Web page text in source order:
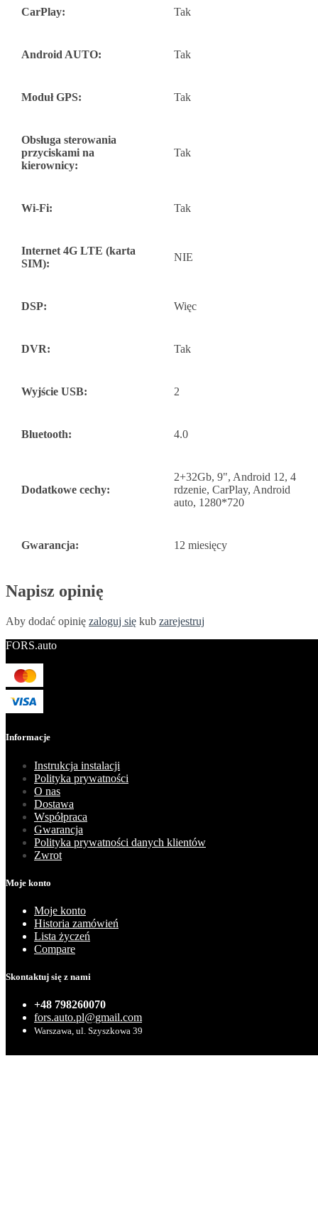
CarPlay: Tak
Android AUTO: Tak
Moduł GPS: Tak
Obsługa sterowania
przyciskami na
kierownicy:
Tak
Wi-Fi: Tak
Internet 4G LTE (karta
SIM):
NIE
DSP: Więc
DVR: Tak
Wyjście USB: 2
Bluetooth: 4.0
Dodatkowe cechy:
2+32Gb, 9", Android 12, 4
rdzenie, CarPlay, Android
auto, 1280*720
Gwarancja: 12 miesięcy
Napisz opinię
Aby dodać opinię zaloguj się kub zarejestruj
FORS.auto
Informacje
Instrukcja instalacji
Polityka prywatności
O nas
Dostawa
Współpraca
Gwarancja
Polityka prywatności danych klientów
Zwrot
Moje konto
Moje konto
Historia zamówień
Lista życzeń
Compare
Skontaktuj się z nami
+48 798260070
fors.auto.pl@gmail.com
Warszawa, ul. Szyszkowa 39